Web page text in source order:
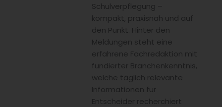
Schulverpflegung –
kompakt, praxisnah und auf
den Punkt. Hinter den
Meldungen steht eine
erfahrene Fachredaktion mit
fundierter Branchenkenntnis,
welche täglich relevante
Informationen für
Entscheider recherchiert